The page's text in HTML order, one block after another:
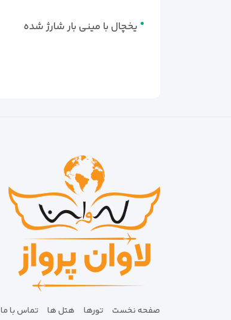
یخچال با مینی بار شارژ شده
صفحه نخست تورها هتل ها تماس با ما